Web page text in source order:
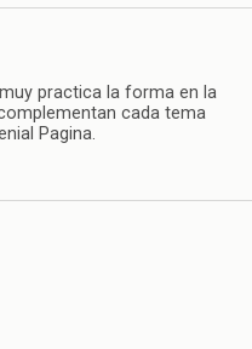
practica la forma en la
cada tema
Pagina.